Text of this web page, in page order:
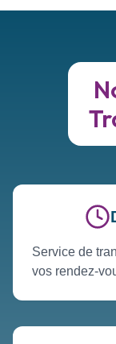
Service de
vos rendez-